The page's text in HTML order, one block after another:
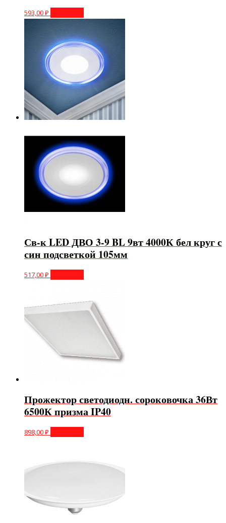
593,00₽
Св-к LED ДВО 3-9 BL 9вт 4000К бел круг с
син подсветкой 105мм
517,00₽
Прожектор светодиодн. сороковочка 36Вт
6500К призма IP40
898,00₽